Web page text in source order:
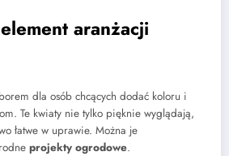
aranżacji
dla osób chcących dodać koloru i
Te kwiaty nie tylko pięknie wyglądają,
łatwe w uprawie. Można je
projekty ogrodowe.